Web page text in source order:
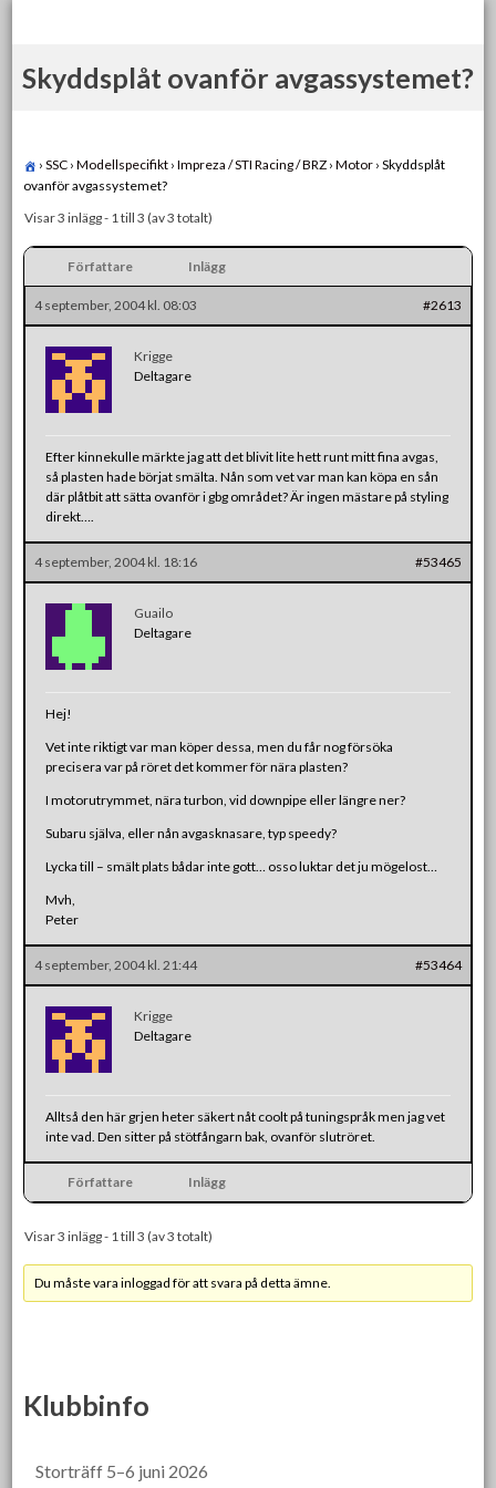
content
Skyddsplåt ovanför avgassystemet?
› SSC › Modellspecifikt › Impreza / STI Racing / BRZ › Motor › Skyddsplåt
ovanför avgassystemet?
Visar 3 inlägg - 1 till 3 (av 3 totalt)
Författare Inlägg
4 september, 2004 kl. 08:03 #2613
Krigge
Deltagare
Efter kinnekulle märkte jag att det blivit lite hett runt mitt fina avgas,
så plasten hade börjat smälta. Nån som vet var man kan köpa en sån
där plåtbit att sätta ovanför i gbg området? Är ingen mästare på styling
direkt….
4 september, 2004 kl. 18:16 #53465
Guailo
Deltagare
Hej!
Vet inte riktigt var man köper dessa, men du får nog försöka
precisera var på röret det kommer för nära plasten?
I motorutrymmet, nära turbon, vid downpipe eller längre ner?
Subaru själva, eller nån avgasknasare, typ speedy?
Lycka till – smält plats bådar inte gott… osso luktar det ju mögelost…
Mvh,
Peter
4 september, 2004 kl. 21:44 #53464
Krigge
Deltagare
Alltså den här grjen heter säkert nåt coolt på tuningspråk men jag vet
inte vad. Den sitter på stötfångarn bak, ovanför slutröret.
Författare Inlägg
Visar 3 inlägg - 1 till 3 (av 3 totalt)
Du måste vara inloggad för att svara på detta ämne.
Klubbinfo
Storträff 5–6 juni 2026